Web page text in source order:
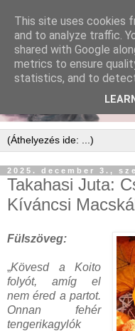
2025. december 3.,
Takahasi Juta:
Kíváncsi
Fülszöveg:
„Kövesd a Koito
folyót, amíg el
nem éred a partot.
Onnan fehér
tengerikagylók
This site uses cookies
and to analyze traffic.
shared with Google
metrics to ensure
statistics, and to